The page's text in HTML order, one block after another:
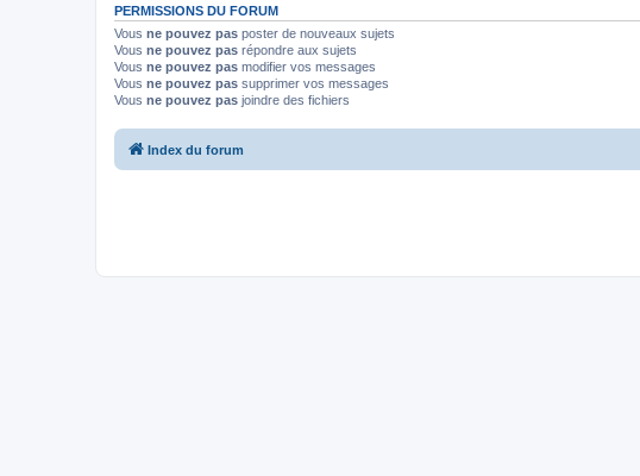
PERMISSIONS DU FORUM
Vous ne pouvez pas poster de nouveaux sujets
Vous ne pouvez pas répondre aux sujets
Vous ne pouvez pas modifier vos messages
Vous ne pouvez pas supprimer vos messages
Vous ne pouvez pas joindre des fichiers
Index du forum